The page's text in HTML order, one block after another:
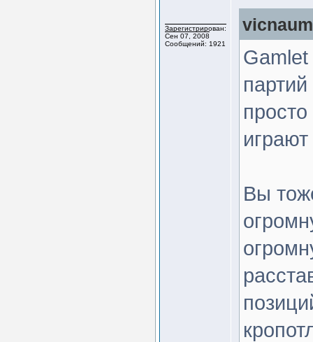
Зарегистрирован:
Сен 07, 2008
Сообщений: 1921
Вы